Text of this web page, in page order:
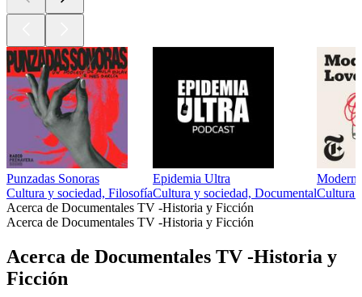
Punzadas Sonoras
Cultura y sociedad, Filosofía
Epidemia Ultra
Cultura y sociedad, Documental
Modern
Cultura
Acerca de Documentales TV -Historia y Ficción
Acerca de Documentales TV -Historia y Ficción
Acerca de Documentales TV -Historia y
Ficción